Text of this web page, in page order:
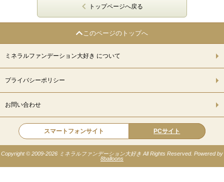
トップページへ戻る
このページのトップへ
ミネラルファンデーション大好き について
プライバシーポリシー
お問い合わせ
スマートフォンサイト PCサイト
Copyright © 2009-2026 ミネラルファンデーション大好き All Rights Reserved. Powered by
8balloons